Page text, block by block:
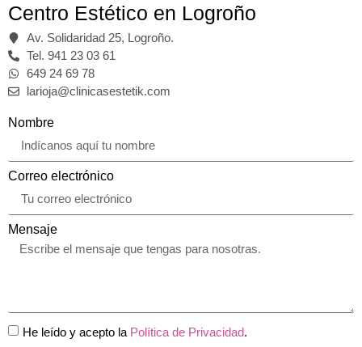
Centro Estético en Logroño
Av. Solidaridad 25, Logroño.
Tel. 941 23 03 61
649 24 69 78
larioja@clinicasestetik.com
Nombre
Correo electrónico
Mensaje
He leído y acepto la Política de Privacidad.